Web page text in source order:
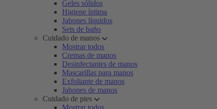
Geles sólidos
Higiene íntima
Jabones líquidos
Sets de baño
Cuidado de manos
Mostrar todos
Cremas de manos
Desinfectantes de manos
Mascarillas para manos
Exfoliante de manos
Jabones de manos
Cuidado de pies
Mostrar todos